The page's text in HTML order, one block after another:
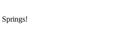
Springs!